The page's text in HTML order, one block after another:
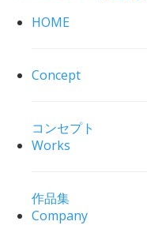
HOME
Concept
コンセプト
Works
作品集
Company